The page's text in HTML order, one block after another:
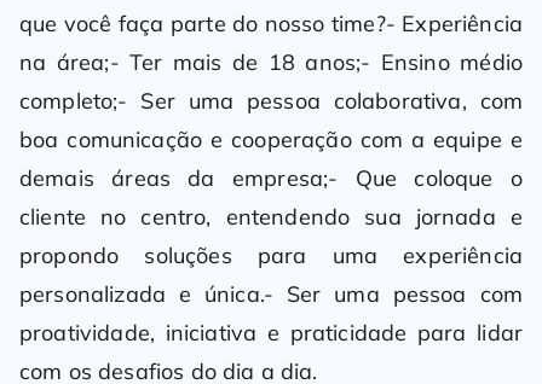
que você faça parte do nosso time?- Experiência
na área;- Ter mais de 18 anos;- Ensino médio
completo;- Ser uma pessoa colaborativa, com
boa comunicação e cooperação com a equipe e
demais áreas da empresa;- Que coloque o
cliente no centro, entendendo sua jornada e
propondo soluções para uma experiência
personalizada e única.- Ser uma pessoa com
proatividade, iniciativa e praticidade para lidar
com os desafios do dia a dia.